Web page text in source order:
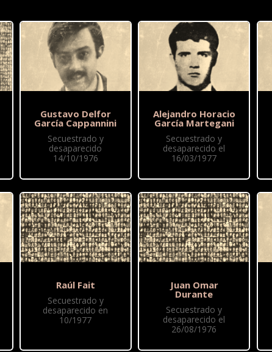
Gustavo Delfor
García Cappannini
Secuestrado y
desaparecido
14/10/1976
Raúl Fait
Secuestrado y
desaparecido en
10/1977
Alejandro Horacio
García Martegani
Secuestrado y
desaparecido el
16/03/1977
Juan Omar
Durante
Secuestrado y
desaparecido el
26/08/1976